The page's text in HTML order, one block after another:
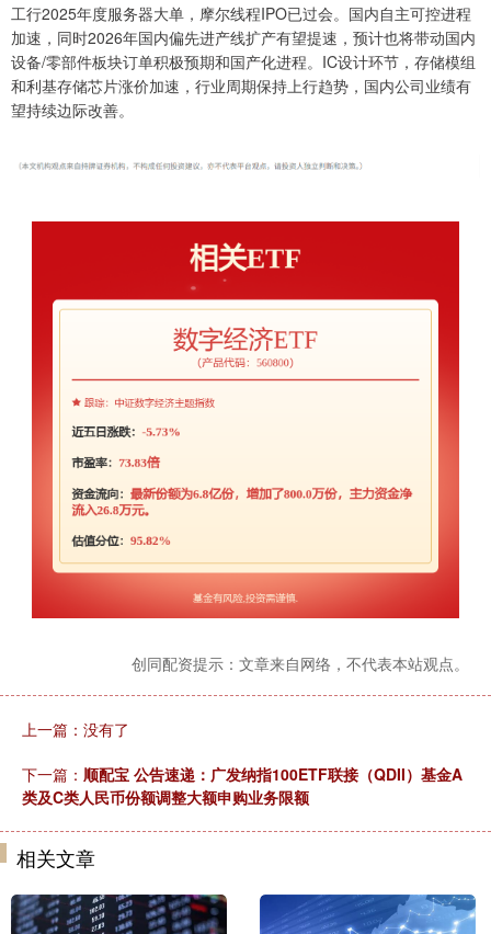
工行2025年度服务器大单，摩尔线程IPO已过会。国内自主可控进程
加速，同时2026年国内偏先进产线扩产有望提速，预计也将带动国内
设备/零部件板块订单积极预期和国产化进程。IC设计环节，存储模组
和利基存储芯片涨价加速，行业周期保持上行趋势，国内公司业绩有
望持续边际改善。
创同配资提示：文章来自网络，不代表本站观点。
上一篇：没有了
下一篇： 顺配宝 公告速递：广发纳指100ETF联接（QDII）基金A
类及C类人民币份额调整大额申购业务限额
相关文章